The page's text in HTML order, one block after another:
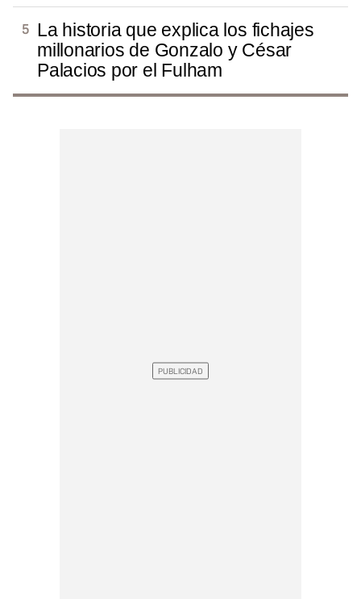
La historia que explica los fichajes
millonarios de Gonzalo y César
Palacios por el Fulham